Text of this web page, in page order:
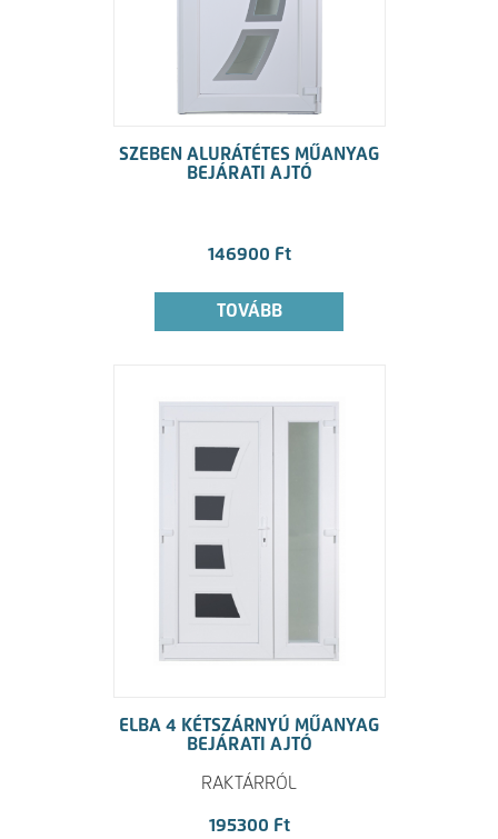
SZEBEN ALURÁTÉTES MŰANYAG
BEJÁRATI AJTÓ
146900 Ft
TOVÁBB
ELBA 4 KÉTSZÁRNYÚ MŰANYAG
BEJÁRATI AJTÓ
RAKTÁRRÓL
195300 Ft